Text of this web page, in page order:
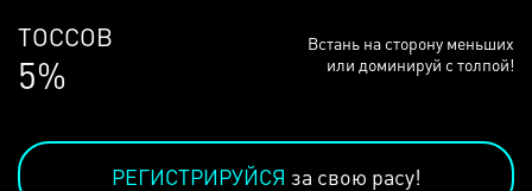
ЛЮДЕЙ
68%
Встань на сторону меньших
или доминируй с толпой!
РЕГИСТРИРУЙСЯ за свою расу!